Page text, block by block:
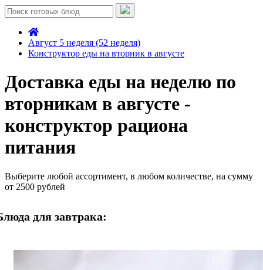
Август 5 неделя (52 неделя)
Конструктор еды на вторник в августе
Доставка еды на неделю по
вторникам в августе -
конструктор рациона
питания
Выберите любой ассортимент, в любом количестве, на сумму
от 2500 рублей
для завтрака: